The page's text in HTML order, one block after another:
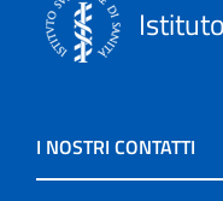
I NOSTRI CONTATTI